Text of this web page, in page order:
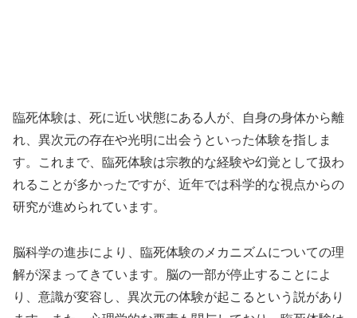
臨死体験は、死に近い状態にある人が、自身の身体から離
れ、異次元の存在や光明に出会うといった体験を指しま
す。これまで、臨死体験は宗教的な経験や幻覚として扱わ
れることが多かったですが、近年では科学的な視点からの
研究が進められています。
脳科学の進歩により、臨死体験のメカニズムについての理
解が深まってきています。脳の一部が停止することによ
り、意識が変容し、異次元の体験が起こるという説があり